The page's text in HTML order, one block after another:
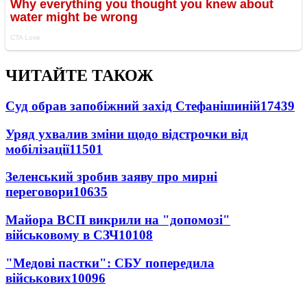
ЧИТАЙТЕ ТАКОЖ
Суд обрав запобіжний захід Стефанішиній17439
Уряд ухвалив зміни щодо відстрочки від
мобілізації11501
Зеленський зробив заяву про мирні
переговори10635
Майора ВСП викрили на "допомозі"
військовому в СЗЧ10108
"Медові пастки": СБУ попередила
військових10096